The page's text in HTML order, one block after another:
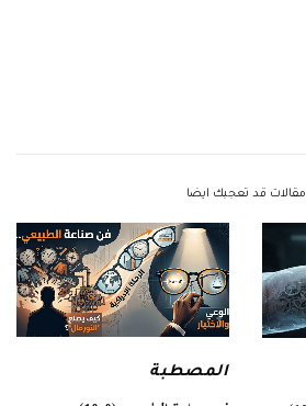
مقالات قد تعجبك ايضا
المصطبة